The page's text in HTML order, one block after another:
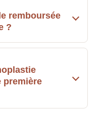
remboursée
?
première